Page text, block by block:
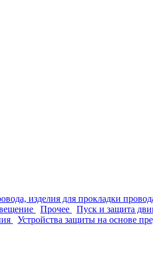
изделия для прокладки
Прочее Пуск и защита
Устройства защиты на основе